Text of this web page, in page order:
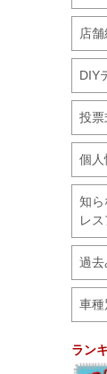
店
DIY
投票
個人
知ら
レ
過去
車種
ラン